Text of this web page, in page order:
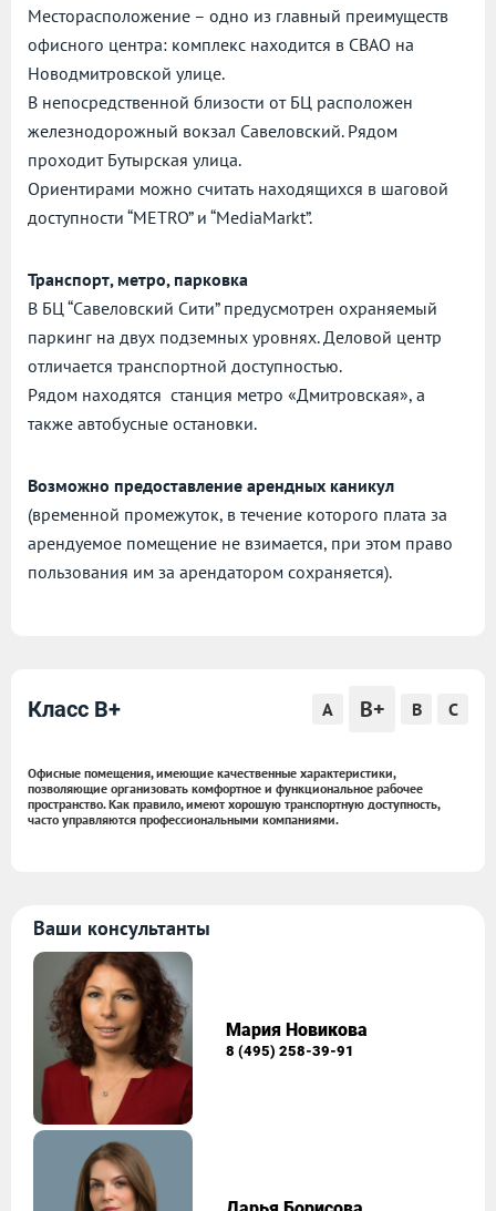
Месторасположение – одно из главный преимуществ
офисного центра: комплекс находится в СВАО на
Новодмитровской улице.
В непосредственной близости от БЦ расположен
железнодорожный вокзал Савеловский. Рядом
проходит Бутырская улица.
Ориентирами можно считать находящихся в шаговой
доступности “METRO” и “MediaMarkt”.
Транспорт, метро, парковка
В БЦ “Савеловский Сити” предусмотрен охраняемый
паркинг на двух подземных уровнях. Деловой центр
отличается транспортной доступностью.
Рядом находятся станция метро «Дмитровская», а
также автобусные остановки.
Возможно предоставление арендных каникул
(временной промежуток, в течение которого плата за
арендуемое помещение не взимается, при этом право
пользования им за арендатором сохраняется).
Класс B+ A B+ B C
Офисные помещения, имеющие качественные характеристики,
позволяющие организовать комфортное и функциональное рабочее
пространство. Как правило, имеют хорошую транспортную доступность,
часто управляются профессиональными компаниями.
Ваши консультанты
Мария Новикова
8 (495) 258-39-91